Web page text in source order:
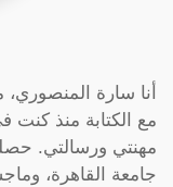
أنا سارة
مع الكتابة منذ
مهنتي ورسالتي.
جامعة القاهرة،